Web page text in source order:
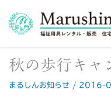
秋の歩行キャ
まるしんお知らせ / 2016-